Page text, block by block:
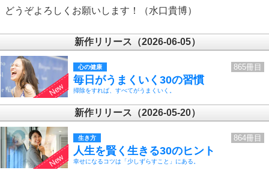
どうぞよろしくお願いします！（水口貴博）
新作リリース（2026-06-05）
心の健康 865冊目
毎日がうまくいく30の習慣
掃除をすれば、すべてがうまくいく。
新作リリース（2026-05-20）
生き方 864冊目
人生を賢く生きる30のヒント
幸せになるコツは「少しずらすこと」にある。